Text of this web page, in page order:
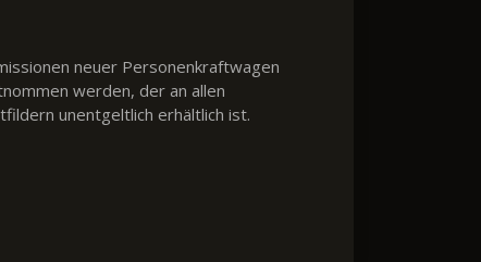
neuer Personenkraftwagen
werden, der an allen
unentgeltlich erhältlich ist.